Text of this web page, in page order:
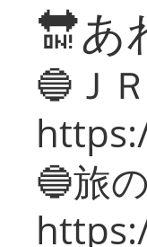
🔛あ
🔵Ｊ
🔵旅